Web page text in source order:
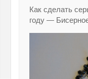
Как сделать
году —